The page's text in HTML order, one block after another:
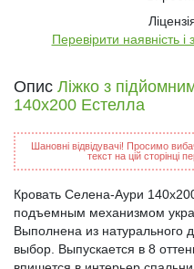
Перевірити наявність
Опис Ліжко з
140x200 Естелла
Шановні відвідувачі! Просимо
текст на цій сторінці
Кровать Селена-Аури
подъемным механизмом
Выполнена из натурального
выбор. Выпускается в 8